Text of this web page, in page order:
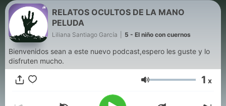
RELATOS OCULTOS DE LA MANO
PELUDA
Liliana Santiago García 5 - El niño con cuernos
Bienvenidos sean a este nuevo podcast,espero les guste y lo
disfruten mucho.
Volume 1 x